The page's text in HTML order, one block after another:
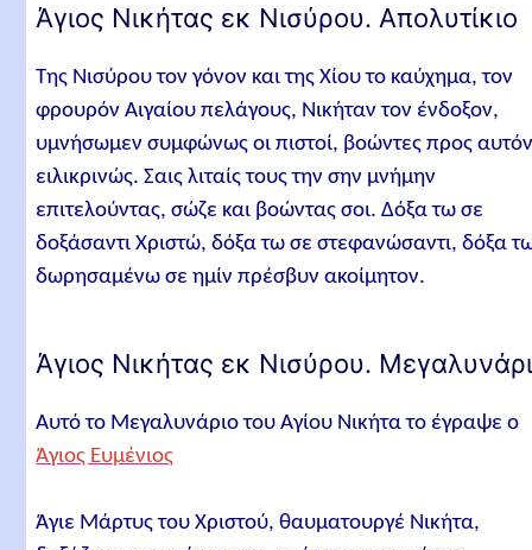
Άγιος Νικήτας εκ Νισύρου. Απολυτίκιο
Της Νισύρου τον γόνον και της Χίου το καύχημα, τον
φρουρόν Αιγαίου πελάγους, Νικήταν τον ένδοξον,
υμνήσωμεν συμφώνως οι πιστοί, βοώντες προς
ειλικρινώς. Σαις λιταίς τους την σην μνήμην
επιτελούντας, σώζε και βοώντας σοι. Δόξα τω σε
δοξάσαντι Χριστώ, δόξα τω σε στεφανώσαντι, δόξα
δωρησαμένω σε ημίν πρέσβυν ακοίμητον.
Άγιος Νικήτας εκ Νισύρου.
Αυτό το Μεγαλυνάριο του Αγίου Νικήτα το έγραψε ο
Άγιος Ευμένιος
Άγιε Μάρτυς του Χριστού, θαυματουργέ Νικήτα,